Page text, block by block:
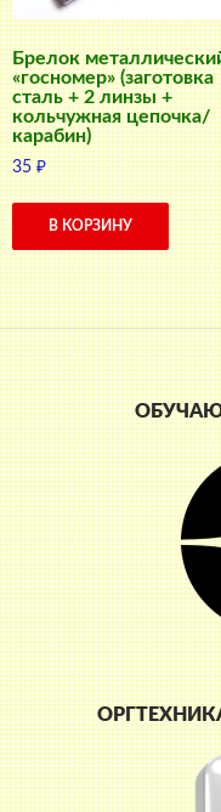
Брелок
«госномер» (заготовка
сталь + 2 линзы +
кольчужная цепочка/
карабин)
35₽
В КОРЗИНУ